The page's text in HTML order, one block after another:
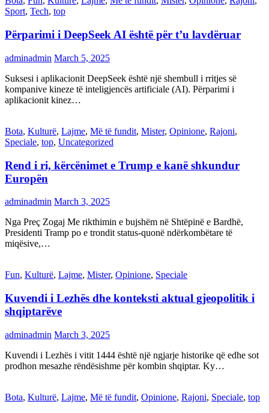
Sport, Tech, top
Përparimi i DeepSeek AI është për t’u lavdëruar
adminadmin March 5, 2025
Suksesi i aplikacionit DeepSeek është një shembull i rritjes së
kompanive kineze të inteligjencës artificiale (AI). Përparimi i
aplikacionit kinez…
Bota, Kulturë, Lajme, Më të fundit, Mister, Opinione, Rajoni,
Speciale, top, Uncategorized
Rend i ri, kërcënimet e Trump e kanë shkundur
Europën
adminadmin March 3, 2025
Nga Preç Zogaj Me rikthimin e bujshëm në Shtëpinë e Bardhë,
Presidenti Tramp po e trondit status-quonë ndërkombëtare të
miqësive,…
Fun, Kulturë, Lajme, Mister, Opinione, Speciale
Kuvendi i Lezhës dhe konteksti aktual gjeopolitik i
shqiptarëve
adminadmin March 3, 2025
Kuvendi i Lezhës i vitit 1444 është një ngjarje historike që edhe sot
prodhon mesazhe rëndësishme për kombin shqiptar. Ky…
Bota, Kulturë, Lajme, Më të fundit, Opinione, Rajoni, Speciale, top